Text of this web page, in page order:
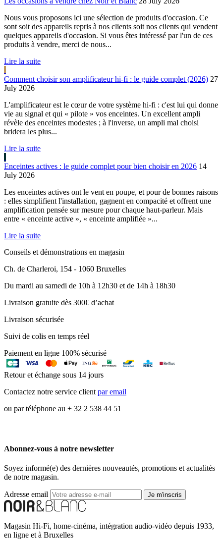
Nous vous proposons ici une sélection de produits d'occasion. Ce
sont soit des appareils repris à nos clients soit nos clients qui vendent
quelques appareils d'occasion. Si vous êtes intéressé par l'un de ces
produits à vendre, merci de nous...
Lire la suite
Comment choisir son amplificateur hi-fi : le guide complet (2026) 27
July 2026
L'amplificateur est le cœur de votre système hi-fi : c'est lui qui donne
vie au signal et qui « pilote » vos enceintes. Un excellent ampli
révèle des enceintes modestes ; à l'inverse, un ampli mal choisi
bridera les plus...
Lire la suite
Enceintes actives : le guide complet pour bien choisir en 2026 14
July 2026
Les enceintes actives ont le vent en poupe, et pour de bonnes raisons
: elles simplifient l'installation, gagnent en compacité et offrent une
amplification pensée sur mesure pour chaque haut-parleur. Mais
entre « enceinte active », « enceinte amplifiée »...
Lire la suite
Conseils et démonstrations en magasin
Ch. de Charleroi, 154 - 1060 Bruxelles
Du mardi au samedi de 10h à 12h30 et de 14h à 18h30
Livraison gratuite dès 300€ d’achat
Livraison sécurisée
Suivi de colis en temps réel
Paiement en ligne 100% sécurisé
Retour et échange sous 14 jours
Contactez notre service clientpar email
ou par téléphone au + 32 2 538 44 51
Abonnez-vous à notre newsletter
Soyez informé(e) des dernières nouveautés, promotions et actualités
de notre magasin.
Adresse email Je m'inscris
Magasin Hi-Fi, home-cinéma, intégration audio-vidéo depuis 1933,
en ligne et à Bruxelles